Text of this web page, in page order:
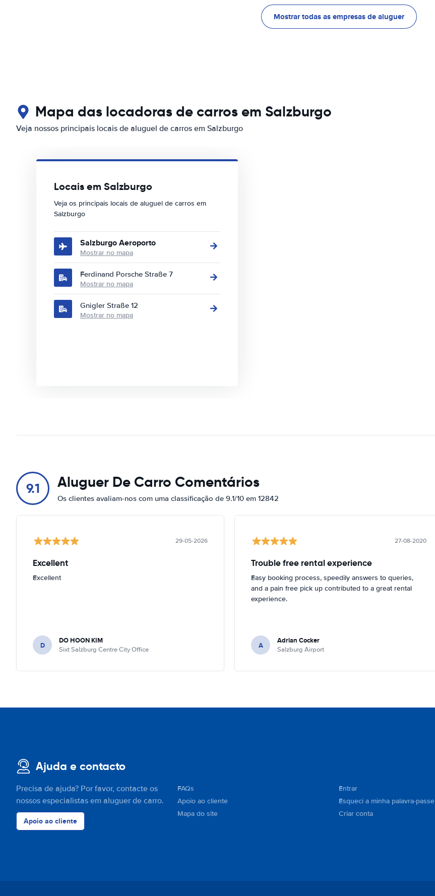
Mostrar todas as empresas de aluguer
Mapa das locadoras de carros em Salzburgo
Veja nossos principais locais de aluguel de carros em Salzburgo
Locais em Salzburgo
Veja os principais locais de aluguel de carros em
Salzburgo
Salzburgo Aeroporto
Mostrar no mapa
Ferdinand Porsche Straße 7
Mostrar no mapa
Gnigler Straße 12
Mostrar no mapa
9.1 Aluguer De Carro Comentários
Os clientes avaliam-nos com uma classificação de 9.1/10 em 12842
29-05-2026
Excellent
Excellent
D DO HOON KIM
Sixt Salzburg Centre City Office
27-08-2020
Trouble free rental experience
Easy booking process, speedily answers to queries,
and a pain free pick up contributed to a great rental
experience.
A Adrian Cocker
Salzburg Airport
Ajuda e contacto
Precisa de ajuda? Por favor, contacte os
nossos especialistas em aluguer de carro.
Apoio ao cliente
FAQs
Apoio ao cliente
Mapa do site
Entrar
Esqueci a minha palavra-passe
Criar conta